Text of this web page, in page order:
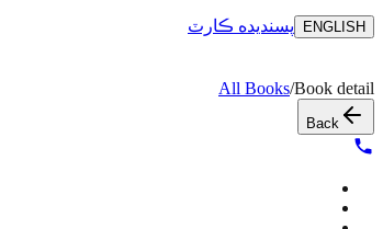
ENGLISH پسنديده ڪارٽ
All Books/Book detail
Back